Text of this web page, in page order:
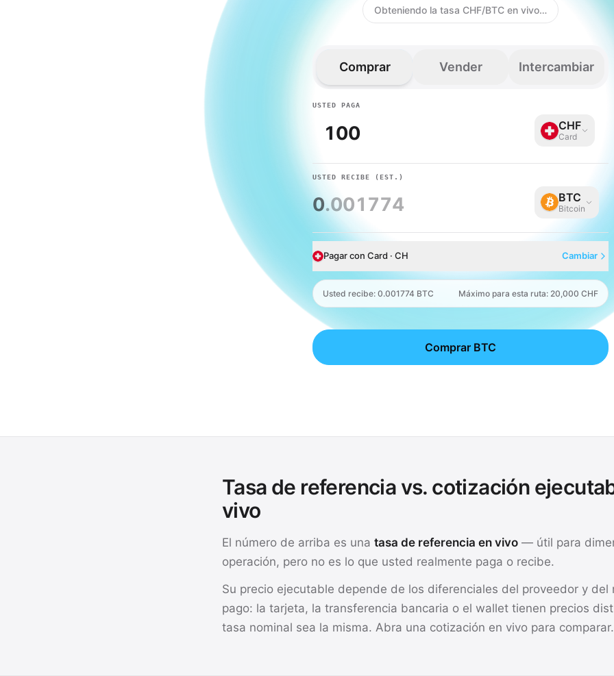
Obteniendo la tasa CHF/BTC en vivo…
Comprar Vender Intercambiar
USTED PAGA
CHF
Card
USTED RECIBE (EST.)
0.001774 BTC
Bitcoin
Pagar con Card · CH Cambiar
Usted recibe: 0.001774 BTC Máximo para esta ruta: 20,000 CHF
Card
Comprar BTC
Tasa de referencia vs. cotización
vivo
El número de arriba es una tasa de referencia en vivo — útil para
operación, pero no es lo que usted realmente paga o recibe.
Su precio ejecutable depende de los diferenciales del proveedor y del
pago: la tarjeta, la transferencia bancaria o el wallet tienen precios
tasa nominal sea la misma. Abra una cotización en vivo para comparar.